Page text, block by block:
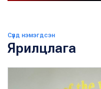
Сүүлд нэмэгдсэн
Ярилцлага